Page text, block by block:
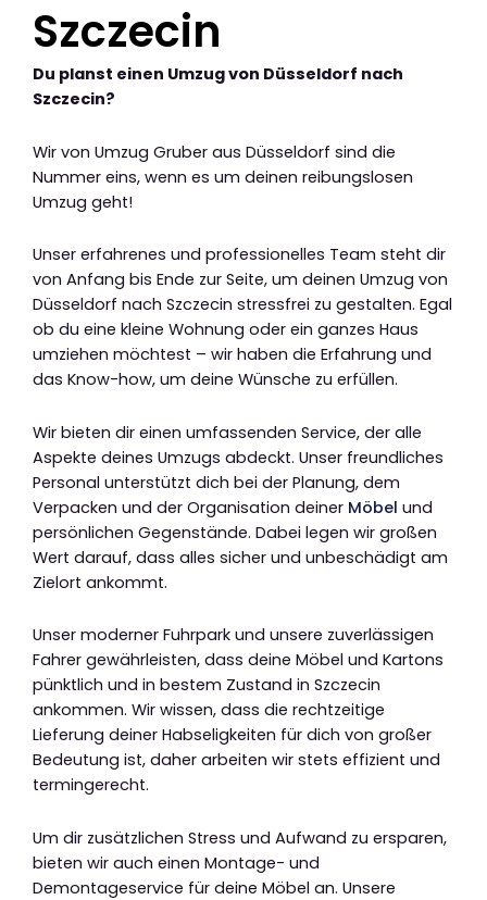
Szczecin
Du planst einen Umzug von Düsseldorf nach
Szczecin?
Wir von Umzug Gruber aus Düsseldorf sind die
Nummer eins, wenn es um deinen reibungslosen
Umzug geht!
Unser erfahrenes und professionelles Team steht dir
von Anfang bis Ende zur Seite, um deinen Umzug von
Düsseldorf nach Szczecin stressfrei zu gestalten. Egal
ob du eine kleine Wohnung oder ein ganzes Haus
umziehen möchtest – wir haben die Erfahrung und
das Know-how, um deine Wünsche zu erfüllen.
Wir bieten dir einen umfassenden Service, der alle
Aspekte deines Umzugs abdeckt. Unser freundliches
Personal unterstützt dich bei der Planung, dem
Verpacken und der Organisation deiner Möbel und
persönlichen Gegenstände. Dabei legen wir großen
Wert darauf, dass alles sicher und unbeschädigt am
Zielort ankommt.
Unser moderner Fuhrpark und unsere zuverlässigen
Fahrer gewährleisten, dass deine Möbel und Kartons
pünktlich und in bestem Zustand in Szczecin
ankommen. Wir wissen, dass die rechtzeitige
Lieferung deiner Habseligkeiten für dich von großer
Bedeutung ist, daher arbeiten wir stets effizient und
termingerecht.
Um dir zusätzlichen Stress und Aufwand zu ersparen,
bieten wir auch einen Montage- und
Demontageservice für deine Möbel an. Unsere